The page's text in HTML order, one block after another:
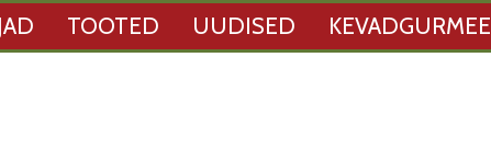
TOOTED UUDISED KEVADGURMEE